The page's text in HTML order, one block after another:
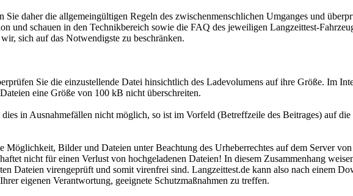
daher die allgemeingültigen Regeln des zwischenmenschlichen Umganges und
und schauen in den Technikbereich sowie die FAQ des jeweiligen Langzeittest-
sich auf das Notwendigste zu beschränken.
Sie die einzustellende Datei hinsichtlich des Ladevolumens auf ihre Größe. Im
eine Größe von 100 kB nicht überschreiten.
in Ausnahmefällen nicht möglich, so ist im Vorfeld (Betreffzeile des Beitrages) auf
Bilder und Dateien unter Beachtung des Urheberrechtes auf dem Server
nicht für einen Verlust von hochgeladenen Dateien! In diesem Zusammenhang
Dateien virengeprüft und somit virenfrei sind. Langzeittest.de kann also nach einem
eigenen Verantwortung, geeignete Schutzmaßnahmen zu treffen.